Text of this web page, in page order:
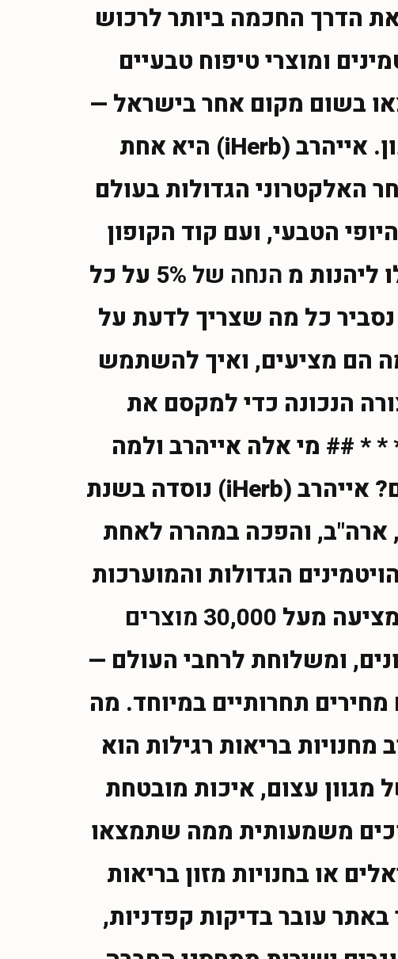
הדרך החכמה ביותר לרכוש
ומוצרי טיפוח טבעיים
בשום מקום אחר בישראל —
אתם במקום הנכון. אייהרב (iHerb) היא אחת
האלקטרוני הגדולות בעולם
הטבעי, ועם קוד הקופון
ליהנות מ הנחה של 5%
על כל
כל מה שצריך לדעת על
הם מציעים, ואיך להשתמש
הנכונה כדי למקסם את
* ## מי אלה אייהרב ולמה
כולם מדברים עליהם? אייהרב (iHerb) נוסדה בשנת
ארה"ב, והפכה במהרה לאחת
הגדולות והמוערכות
מעל 30,000 מוצרים
שונים, ומשלוחת לרחבי העולם —
תחרותיים במיוחד. מה
בריאות רגילות הוא
מגוון עצום, איכות מובטחת
משמעותית ממה שתמצאו
או בחנויות מזון בריאות
עובר בדיקות קפדניות,